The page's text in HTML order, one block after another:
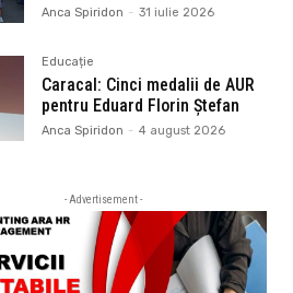
Anca Spiridon - 31 iulie 2026
Educație
Caracal: Cinci medalii de AUR
pentru Eduard Florin Ștefan
Anca Spiridon - 4 august 2026
- Advertisement -